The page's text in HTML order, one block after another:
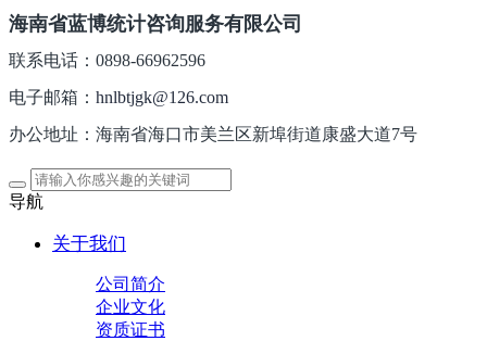
海南省蓝博统计咨询服务有限公司
联系电话：0898-66962596
电子邮箱： hnlbtjgk@126.com
办公地址：海南省海口市美兰区新埠街道康盛大道7号
导航
关于我们
公司简介
企业文化
资质证书